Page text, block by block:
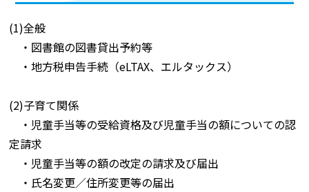
(1)全般
・図書館の図書貸出予約等
・地方税申告手続（eLTAX、エルタックス）
(2)子育て関係
・児童手当等の受給資格及び児童手当の額についての認
定請求
・児童手当等の額の改定の請求及び届出
・氏名変更／住所変更等の届出